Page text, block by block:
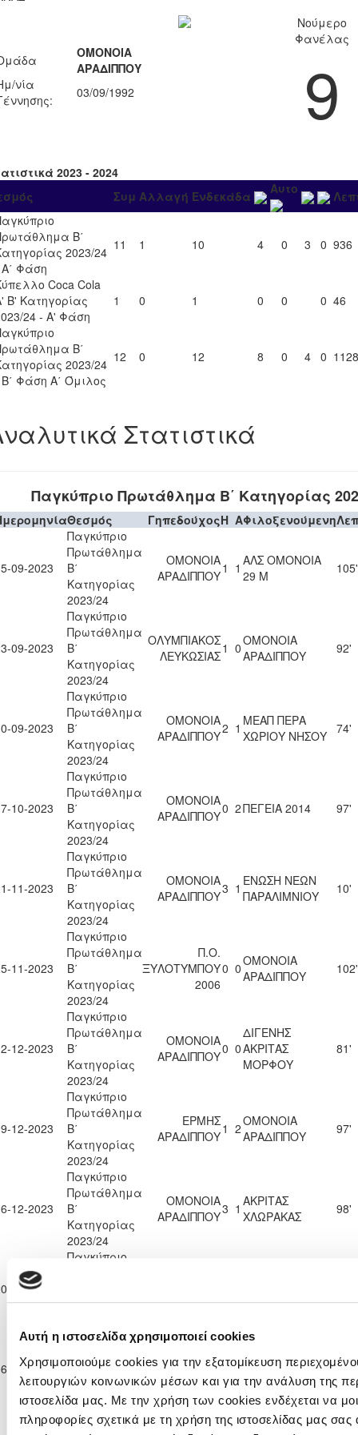
Αυτή η ιστοσελίδα χρησιμοποιεί cookies
Χρησιμοποιούμε cookies για την εξατομίκευση
λειτουργιών κοινωνικών μέσων και για την ανάλυση της
ιστοσελίδα μας. Με την χρήση των cookies ενδέχεται να
πληροφορίες σχετικά με τη χρήση της ιστοσελίδας μας
ΟΜΟΝΟΙΑ
ΑΡΑΔΙΠΠΟΥ
νία
03/09/1992
Νούμερο
Φανέλας
9
2023 - 2024
Συμ Αλλαγή Ενδεκάδα Αυτο
Β΄
2023/24
Φάση
11 1 10 4 0 3 0 936
Coca Cola
Β' Κατηγορίας
24 - Α' Φάση
1 0 1 0 0 0 46
Β΄
2023/24
Φάση Α΄ Όμιλος
12 0 12 8 0 4 0 1128
Στατιστικά
Παγκύπριο Πρωτάθλημα Β΄ Κατηγορίας
Θεσμός ΓηπεδούχοςH AΦιλοξενούμενη
09-2023
Παγκύπριο
Πρωτάθλημα
Β΄
Κατηγορίας
2023/24
ΟΜΟΝΟΙΑ
ΑΡΑΔΙΠΠΟΥ1 1 ΑΛΣ ΟΜΟΝΟΙΑ
29 Μ
105'
09-2023
Παγκύπριο
Πρωτάθλημα
Β΄
Κατηγορίας
2023/24
ΟΛΥΜΠΙΑΚΟΣ
ΛΕΥΚΩΣΙΑΣ1 0ΟΜΟΝΟΙΑ
ΑΡΑΔΙΠΠΟΥ
92'
09-2023
Παγκύπριο
Πρωτάθλημα
Β΄
Κατηγορίας
2023/24
ΟΜΟΝΟΙΑ
ΑΡΑΔΙΠΠΟΥ2 1 ΜΕΑΠ ΠΕΡΑ
ΧΩΡΙΟΥ ΝΗΣΟΥ 74'
10-2023
Παγκύπριο
Πρωτάθλημα
Β΄
Κατηγορίας
2023/24
ΟΜΟΝΟΙΑ
ΑΡΑΔΙΠΠΟΥ0 2ΠΕΓΕΙΑ 2014 97'
11-2023
Παγκύπριο
Πρωτάθλημα
Β΄
Κατηγορίας
2023/24
ΟΜΟΝΟΙΑ
ΑΡΑΔΙΠΠΟΥ3 1 ΕΝΩΣΗ ΝΕΩΝ
ΠΑΡΑΛΙΜΝΙΟΥ
10'
11-2023
Παγκύπριο
Πρωτάθλημα
Β΄
Κατηγορίας
2023/24
Π.Ο.
ΞΥΛΟΤΥΜΠΟΥ
2006
0 0ΟΜΟΝΟΙΑ
ΑΡΑΔΙΠΠΟΥ
102'
12-2023
Παγκύπριο
Πρωτάθλημα
Β΄
Κατηγορίας
2023/24
ΟΜΟΝΟΙΑ
ΑΡΑΔΙΠΠΟΥ0 0
ΔΙΓΕΝΗΣ
ΑΚΡΙΤΑΣ
ΜΟΡΦΟΥ
81'
12-2023
Παγκύπριο
Πρωτάθλημα
Β΄
Κατηγορίας
2023/24
ΕΡΜΗΣ
ΑΡΑΔΙΠΠΟΥ1 2ΟΜΟΝΟΙΑ
ΑΡΑΔΙΠΠΟΥ
97'
12-2023
Παγκύπριο
Πρωτάθλημα
Β΄
Κατηγορίας
2023/24
ΟΜΟΝΟΙΑ
ΑΡΑΔΙΠΠΟΥ3 1 ΑΚΡΙΤΑΣ
ΧΛΩΡΑΚΑΣ
98'
12-2023
Παγκύπριο
Κατηγορίας
01-2024
Παγκύπριο
Β΄
Κατηγορίας
2023/24
ΟΜΟΝΟΙΑ
ΑΡΑΔΙΠΠΟΥ 0 0Π.Ο. ΑΧΥΡΩΝΑΣ
ΟΝΗΣΙΛΟΣ
83'
Παγκύπριο